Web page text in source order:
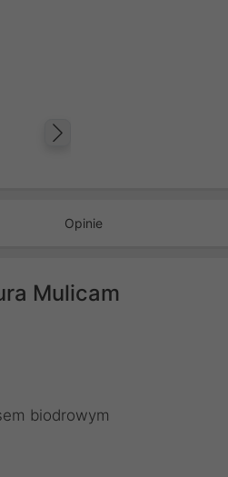
Opinie
Mulicam
biodrowym